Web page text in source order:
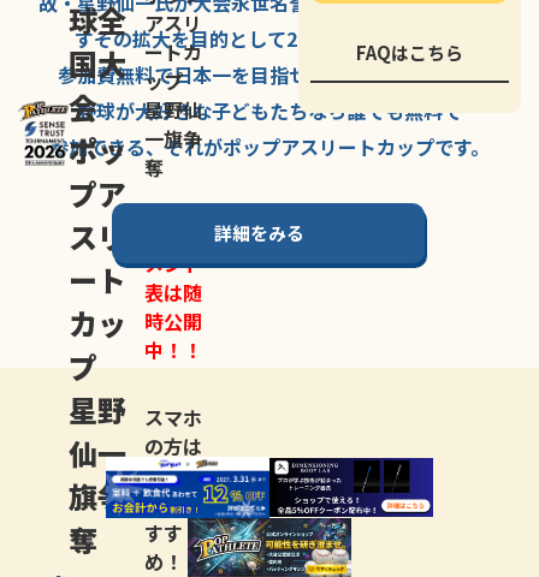
球全
国大
会
ポッ
プア
スリ
ート
カッ
プ
星野
仙一
旗争
奪
アスリ
ートカ
ップ
星野仙
一旗争
奪
メント
表は随
時公開
中！！
スマホ
の方は
LINE登
録がお
すす
め！
FAQはこちら
すその拡大を目的として2007年に
参加費無料で日本一を目指せる唯一の野球大会。
野球が大好きな子どもたちなら誰でも無料で
参加できる、それがポップアスリートカップです。
詳細をみる